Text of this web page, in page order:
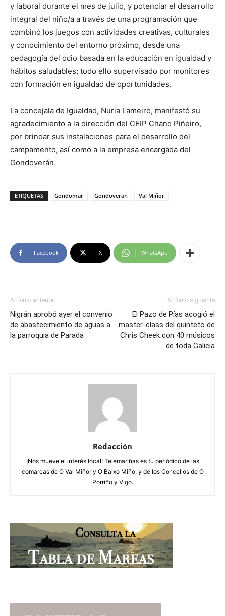
y laboral durante el mes de julio, y potenciar el desarrollo
integral del niño/a a través de una programación que
combinó los juegos con actividades creativas, culturales
y conocimiento del entorno próximo, desde una
pedagogía del ocio basada en la educación en igualdad y
hábitos saludables; todo ello supervisado por monitores
con formación en igualdad de oportunidades.
La concejala de Igualdad, Nuria Lameiro, manifestó su
agradecimiento a la dirección del CEIP Chano Piñeiro,
por brindar sus instalaciones para el desarrollo del
campamento, así como a la empresa encargada del
Gondoverán.
ETIQUETAS Gondomar Gondoveran Val Miñor
Facebook X WhatsApp
Artículo anterior
Nigrán aprobó ayer el convenio
de abastecimiento de aguas a
la parroquia de Parada
Artículo siguiente
El Pazo de Pías acogió el
master-class del quinteto de
Chris Cheek con 40 músicos
de toda Galicia
Redacción
¡Nos mueve el interés local! Telemariñas es tu periódico de las
comarcas de O Val Miñor y O Baixo Miño, y de los Concellos de O
Porriño y Vigo.